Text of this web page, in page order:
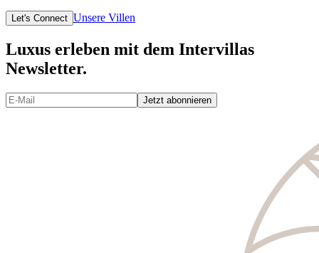
Let's Connect Unsere Villen
Luxus erleben mit dem Intervillas
Newsletter.
Jetzt abonnieren